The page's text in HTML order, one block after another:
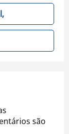
são